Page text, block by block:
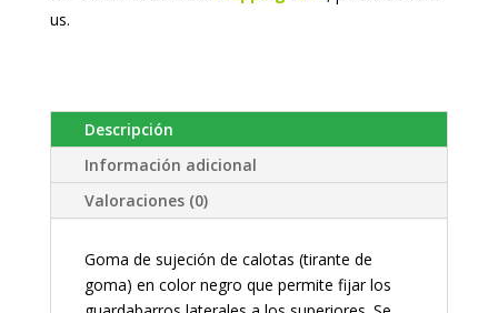
us.
Descripción
Información adicional
Valoraciones (0)
Goma de sujeción de calotas (tirante de
goma) en color negro que permite fijar los